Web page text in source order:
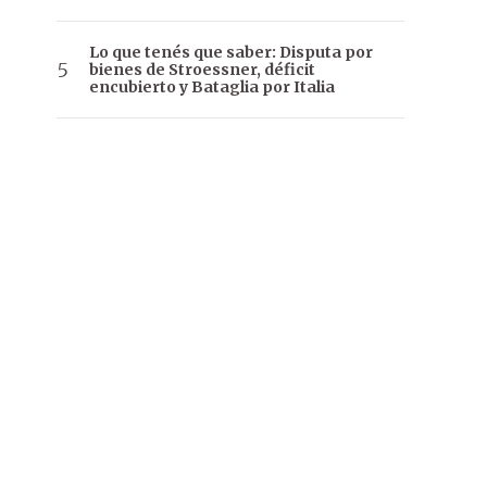
Lo que tenés que saber: Disputa por
bienes de Stroessner, déficit
encubierto y Bataglia por Italia